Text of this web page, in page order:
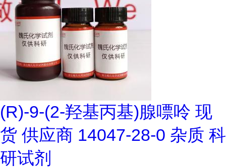
(R)-9-(2-羟基丙基)腺嘌呤 现
货 供应商 14047-28-0 杂质 科
研试剂